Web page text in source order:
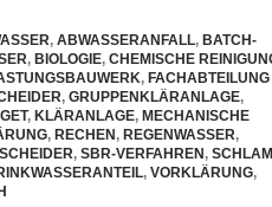
, ABWASSERANFALL, BATCH-
, BIOLOGIE, CHEMISCHE
, FACHABTEILUNG
, GRUPPENKLÄRANLAGE,
, KLÄRANLAGE, MECHANISCHE
, RECHEN, REGENWASSER,
, SBR-VERFAHREN,
, VORKLÄRUNG,